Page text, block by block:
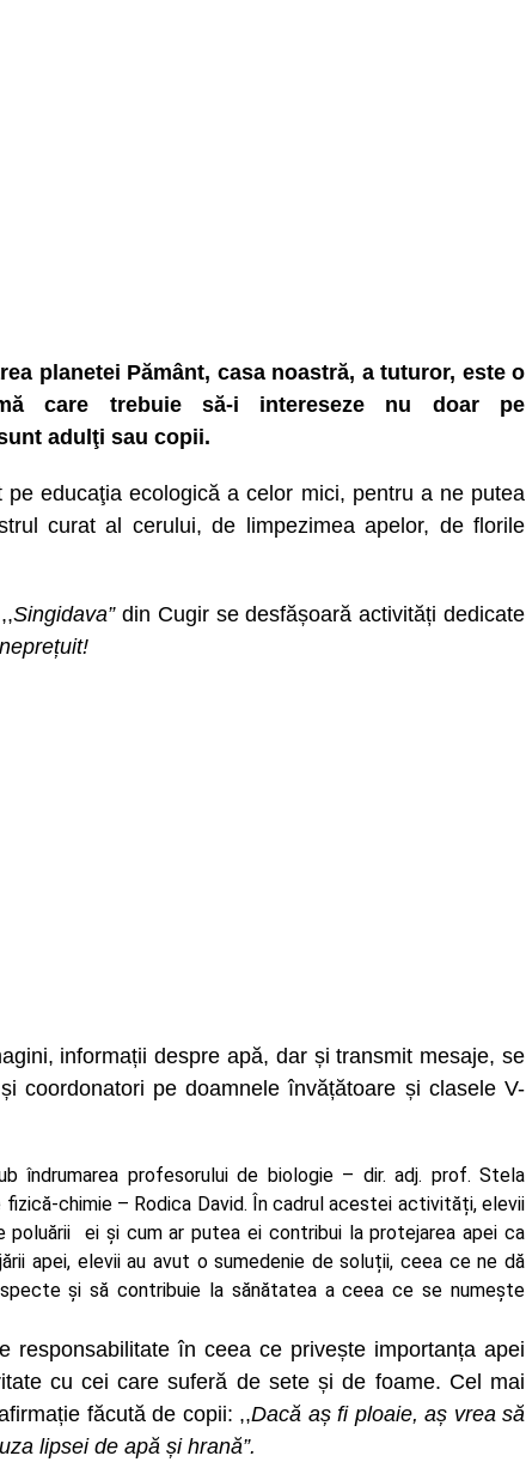
planetei Pământ, casa noastră, a tuturor, este o
care trebuie să-i intereseze nu doar pe
adulţi sau copii.
educaţia ecologică a celor mici, pentru a ne putea
curat al cerului, de limpezimea apelor, de florile
Singidava”din Cugir se desfășoară activități dedicate
informații despre apă, dar și transmit mesaje, se
coordonatori pe doamnele învățătoare și clasele V-
profesorului de biologie – dir. adj. prof. Stela
chimie – Rodica David. În cadrul acestei activități, elevii
ei și cum ar putea ei contribui la protejarea apei ca
apei, elevii au avut o sumedenie de soluții, ceea ce ne dă
și să contribuie la sănătatea a ceea ce se numește
responsabilitate în ceea ce privește importanța apei
cu cei care suferă de sete și de foame. Cel mai
făcută de copii: ,,Dacă aș fi ploaie, aș vrea să
lipsei de apă și hrană”.